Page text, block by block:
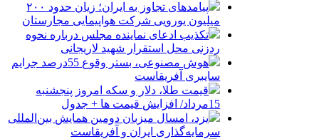
پیامدهای تجاوز به ایران؛ زیان حدود ۲۰۰
میلیون یورویی شرکت هواپیمایی مجارستان
تکذیب ادعای نماینده مجلس درباره نحوه
ردزنی محل استقرار شهید لاریجانی
هوش مصنوعی، بستر وقوع 55درصد جرایم
سایبری آفریقاست
قیمت طلا، دلار و سکه امروز پنجشنبه
15مرداد/ افزایش قیمت ها + جدول
یزد، امسال میزبان دومین همایش بین‌المللی
سرمایه‌گذاری ایران و آفریقاست